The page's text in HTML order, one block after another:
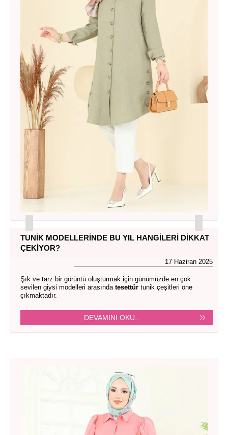
TUNIK MODELLERINDE BU YIL HANGILERI DIKKAT
ÇEKIYOR?
17 Haziran 2025
Şık ve tarz bir görüntü oluşturmak için günümüzde en çok
sevilen giysi modelleri arasında tesettür tunik çeşitleri öne
çıkmaktadır.
DEVAMINI OKU..